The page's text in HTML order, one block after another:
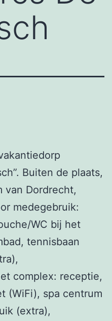
Buiten de plaats,
van Dordrecht,
medegebruik:
WC bij het
tennisbaan
complex: receptie,
(WiFi), spa centrum
(extra),